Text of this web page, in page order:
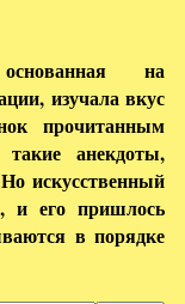
на
изучала вкус
прочитанным
анекдоты,
искусственный
и его пришлось
в порядке